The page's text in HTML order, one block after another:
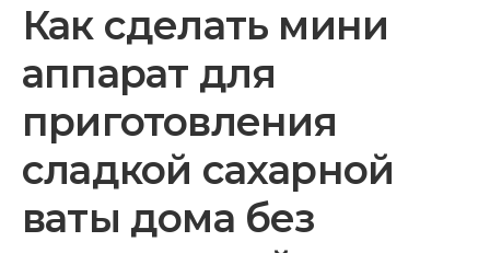
Как сделать мини
аппарат для
приготовления
сладкой сахарной
ваты дома без